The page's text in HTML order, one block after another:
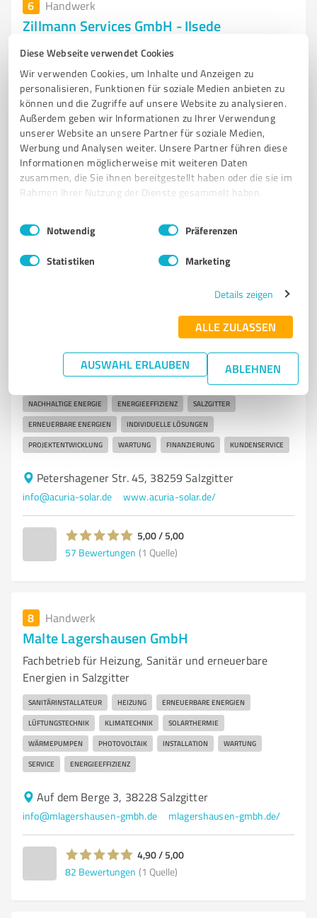
Diese Webseite verwendet Cookies
Wir verwenden Cookies, um Inhalte und Anzeigen zu
personalisieren, Funktionen für soziale Medien anbieten zu
können und die Zugriffe auf unsere Website zu analysieren.
Außerdem geben wir Informationen zu Ihrer Verwendung
unserer Website an unsere Partner für soziale Medien,
Werbung und Analysen weiter. Unsere Partner führen diese
Informationen möglicherweise mit weiteren Daten
zusammen, die Sie ihnen bereitgestellt haben oder die sie im
Rahmen Ihrer Nutzung der Dienste gesammelt haben.
Impressum Datenschutzbestimmungen
Einwilligungsauswahl
Notwendig Präferenzen
Statistiken Marketing
Details zeigen
ALLE ZULASSEN
AUSWAHL ERLAUBEN ABLEHNEN
6 Handwerk
Zillmann Services GmbH - Ilsede
Zillmann Services GmbH Ilsede – Fenster, Türen &
FENSTER HAUSTÜREN TERRASSENDÄCHER ALUMINIUM
Dr.-August-Müller-Straße 4, 31246 Ilsede
info@zillmann-services.com
www.zillmann-services.com/
63Bewertungen (1 Quelle)
Innovative Photovoltaiklösungen und Service für
Salzgitter und Umgebung
SOLARENERGIE
NACHHALTIGE ENERGIE ENERGIEEFFIZIENZ SALZGITTER
ERNEUERBARE ENERGIEN INDIVIDUELLE LÖSUNGEN
PROJEKTENTWICKLUNG WARTUNG FINANZIERUNG KUNDENSERVICE
Petershagener Str. 45, 38259 Salzgitter
info@acuria-solar.de www.acuria-solar.de/
5,00 / 5,00
57 Bewertungen (1 Quelle)
8 Handwerk
Malte Lagershausen GmbH
Fachbetrieb für Heizung, Sanitär und erneuerbare
Energien in Salzgitter
SANITÄRINSTALLATEUR HEIZUNG ERNEUERBARE ENERGIEN
LÜFTUNGSTECHNIK KLIMATECHNIK SOLARTHERMIE
WÄRMEPUMPEN PHOTOVOLTAIK INSTALLATION WARTUNG
SERVICE ENERGIEEFFIZIENZ
Auf dem Berge 3, 38228 Salzgitter
info@mlagershausen-gmbh.de mlagershausen-gmbh.de/
4,90 / 5,00
82 Bewertungen (1 Quelle)